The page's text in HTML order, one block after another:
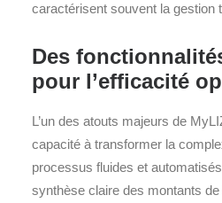
caractérisent souvent la gestion
Des
pour l’efficacité
L’un des atouts majeurs de
capacité à transformer la
processus fluides et
synthèse claire des montants